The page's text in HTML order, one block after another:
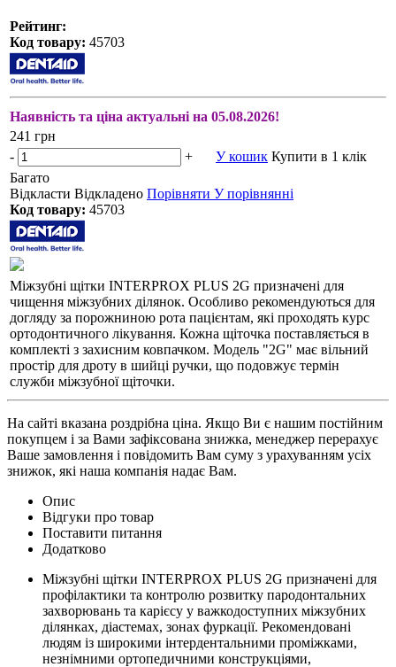
Рейтинг:
Код товару: 45703
Наявність та ціна актуальні на 05.08.2026!
241 грн
-
+ У кошик Купити в 1 клік
Багато
Відкласти Відкладено Порівняти У порівнянні
Код товару: 45703
Міжзубні щітки INTERPROX PLUS 2G призначені для
чищення міжзубних ділянок. Особливо рекомендуються для
догляду за порожниною рота пацієнтам, які проходять курс
ортодонтичного лікування. Кожна щіточка поставляється в
комплекті з захисним ковпачком. Модель "2G" має вільний
простір для дроту в шийці ручки, що подовжує термін
служби міжзубної щіточки.
На сайті вказана роздрібна ціна. Якщо Ви є нашим постійним
покупцем і за Вами зафіксована знижка, менеджер перерахує
Ваше замовлення і повідомить Вам суму з урахуванням усіх
знижок, які наша компанія надає Вам.
Опис
Відгуки про товар
Поставити питання
Додатково
Міжзубні щітки INTERPROX PLUS 2G призначені для
профілактики та контролю розвитку пародонтальних
захворювань та карієсу у важкодоступних міжзубних
ділянках, діастемах, зонах фуркації. Рекомендовані
людям із широкими інтердентальними проміжками,
незнімними ортопедичними конструкціями,